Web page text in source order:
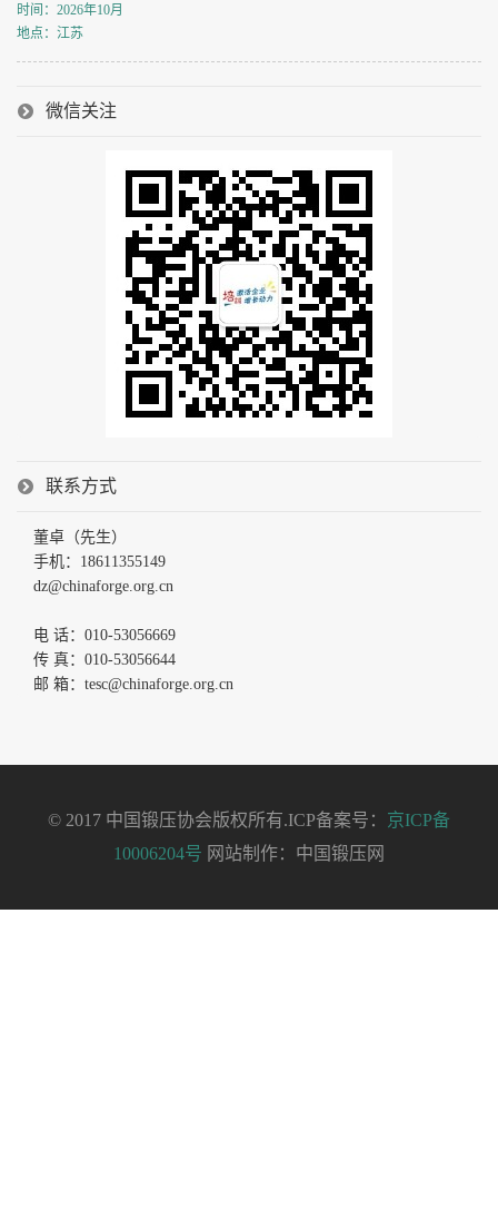
时间：2026年10月
地点：江苏
微信关注
联系方式
董卓（先生）
手机：18611355149
dz@chinaforge.org.cn
电 话：010-53056669
传 真：010-53056644
邮 箱：tesc@chinaforge.org.cn
© 2017 中国锻压协会版权所有.ICP备案号： 京ICP备
10006204号 网站制作：中国锻压网